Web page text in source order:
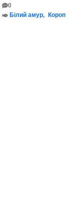
0
Білий амур
Короп